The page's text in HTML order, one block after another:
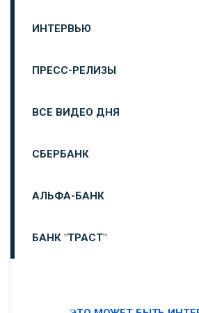
ИНТЕРВЬЮ
ПРЕСС-РЕЛИЗЫ
ВСЕ ВИДЕО ДНЯ
СБЕРБАНК
АЛЬФА-БАНК
БАНК "ТРАСТ"